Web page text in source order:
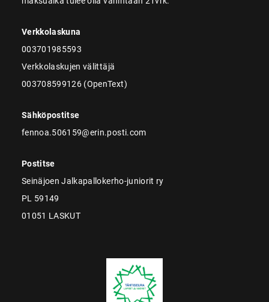
Verkkolaskuna
003701985593
Verkkolaskujen välittäjä
003708599126 (OpenText)
Sähköpostitse
fennoa.506159@erin.posti.com
Postitse
Seinäjoen Jalkapallokerho-juniorit ry
PL 59149
01051 LASKUT